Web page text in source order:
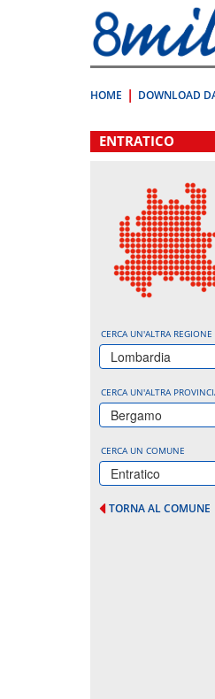
direttamente
a:
Contenuto
HOME DOWNLOAD
.
ENTRATICO
CERCA UN'ALTRA REGIONE
Lombardia
CERCA UN'ALTRA
Bergamo
CERCA UN COMUNE
Entratico
TORNA AL COMUNE